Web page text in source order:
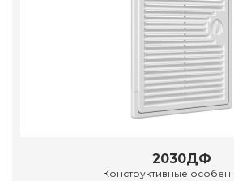
2030ДФ
Конструктивные